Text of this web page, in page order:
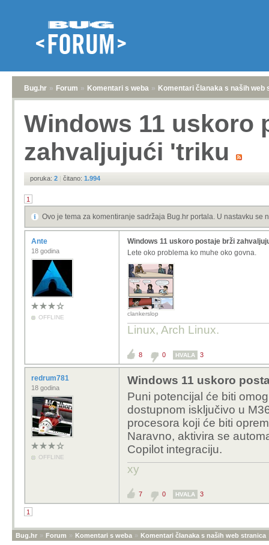
Bug.hr » Forum » Komentari s weba » Komentari članaka s naših web
Windows 11 uskoro
zahvaljujući 'triku
poruka: 2 | čitano: 1.994
1
Ovo je tema za komentiranje sadržaja Bug.hr portala. U nastavku se
Ante
18 godina
OFFLINE
Windows 11 uskoro postaje brži
Lete oko problema ko muhe oko govna.
clankerslop
Linux, Arch Linux.
8 0 HVALA 3
redrum781
18 godina
OFFLINE
Windows 11 uskoro
Puni potencijal će biti
dostupnom isključivo u
procesora koji će biti
Naravno, aktivira se
Copilot integraciju.
xy
7 0 HVALA 3
1
Bug.hr » Forum » Komentari s weba » Komentari članaka s naših web stranica